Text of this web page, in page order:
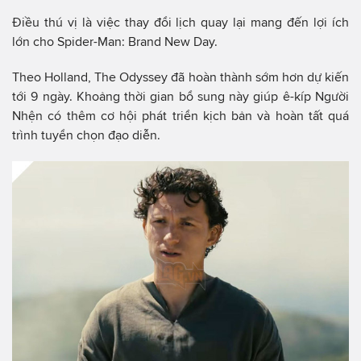
Điều thú vị là việc thay đổi lịch quay lại mang đến lợi ích
lớn cho Spider-Man: Brand New Day.
Theo Holland, The Odyssey đã hoàn thành sớm hơn dự kiến
tới 9 ngày. Khoảng thời gian bổ sung này giúp ê-kíp Người
Nhện có thêm cơ hội phát triển kịch bản và hoàn tất quá
trình tuyển chọn đạo diễn.